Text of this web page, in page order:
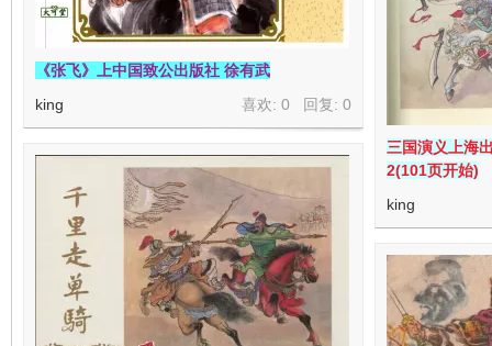
《张飞》上中国致公出版社 徐有武
喜欢: 0 回复: 0
king
三国演义上海
2(101页开始)
king